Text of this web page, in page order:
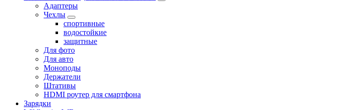
Адаптеры
Чехлы
спортивные
водостойкие
защитные
Для фото
Для авто
Моноподы
Держатели
Штативы
HDMI роутер для смартфона
Зарядки